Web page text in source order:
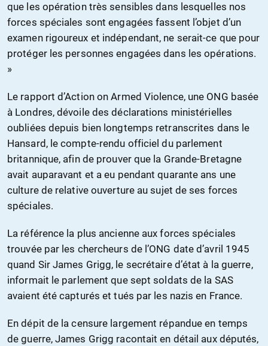
que les opération très sensibles dans lesquelles nos
forces spéciales sont engagées fassent l’objet d’un
examen rigoureux et indépendant, ne serait-ce que pour
protéger les personnes engagées dans les opérations.
»
Le rapport d’Action on Armed Violence, une ONG basée
à Londres, dévoile des déclarations ministérielles
oubliées depuis bien longtemps retranscrites dans le
Hansard, le compte-rendu officiel du parlement
britannique, afin de prouver que la Grande-Bretagne
avait auparavant et a eu pendant quarante ans une
culture de relative ouverture au sujet de ses forces
spéciales.
La référence la plus ancienne aux forces spéciales
trouvée par les chercheurs de l’ONG date d’avril 1945
quand Sir James Grigg, le secrétaire d’état à la guerre,
informait le parlement que sept soldats de la SAS
avaient été capturés et tués par les nazis en France.
En dépit de la censure largement répandue en temps
de guerre, James Grigg racontait en détail aux députés,